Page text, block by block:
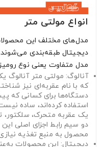
انواع مولتی متر
مدل‌های مختلف این
دیجیتال طبقه‌بندی
مدل متفاوت یعنی نوع
آنالوگ: مولتی متر آنالوگ
که با نام عقربه‌ای نیز
دستگاه‌ها برای کسانی که
استفاده کرده‌اند، ساده
یک عقربه متحرک، سلکتور،
دو سیم رابط اجزای اصلی این
محصول به منبع تغذیه نیازی
دیجیتال: این محصولات